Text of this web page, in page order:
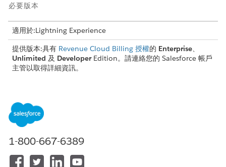
必要版本
適用於:Lightning Experience
提供版本:具有 Revenue Cloud Billing 授權的 Enterprise、
Unlimited 及 DeveloperEdition。請連絡您的 Salesforce 帳戶
主管以取得詳細資訊。
若要啟用「帳單」功能:
設定」。
開啟「序列編號」。
1-800-667-6389